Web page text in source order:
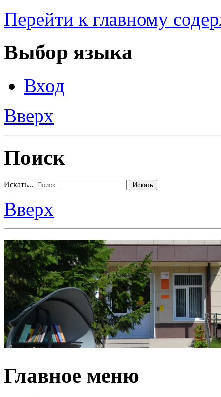
Перейти к главному
Выбор языка
Вход
Вверх
Поиск
Искать... Искать
Вверх
Главное меню